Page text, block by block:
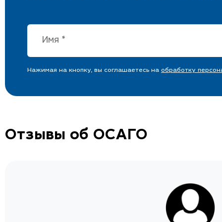
Нажимая на кнопку, вы соглашаетесь на обработку
Отзывы об ОСАГО